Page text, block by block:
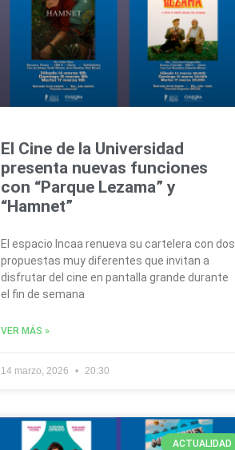
El Cine de la Universidad
presenta nuevas funciones
con “Parque Lezama” y
“Hamnet”
El espacio Incaa renueva su cartelera con dos
propuestas muy diferentes que invitan a
disfrutar del cine en pantalla grande durante
el fin de semana
VER MÁS »
14 marzo, 2026 20:30
ACTUALIDAD